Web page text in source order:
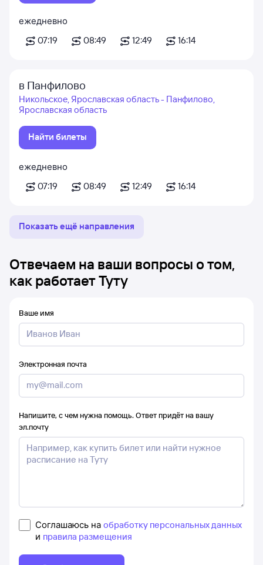
ежедневно
07:19
08:49 12:49 16:14
в Панфилово
Никольское, Ярославская область - Панфилово,
Ярославская область
Найти билеты
ежедневно
07:19
08:49 12:49 16:14
Показать ещё направления
Отвечаем на ваши вопросы о том,
как работает Туту
Ваше имя
Электронная почта
Напишите, с чем нужна помощь. Ответ придёт на вашу
эл.почту
Соглашаюсь на обработку персональных данных
и правила размещения